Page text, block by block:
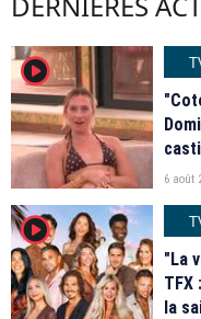
player2
6 août
player2
"La
TFX
la